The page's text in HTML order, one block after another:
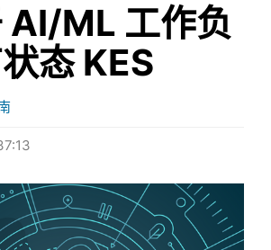
AI/ML 工作负
态 KES